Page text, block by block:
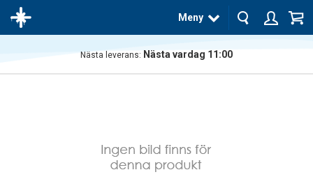
Meny
Nästa leverans: Nästa vardag 11:00